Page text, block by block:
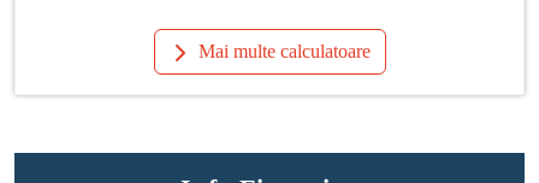
Mai multe calculatoare